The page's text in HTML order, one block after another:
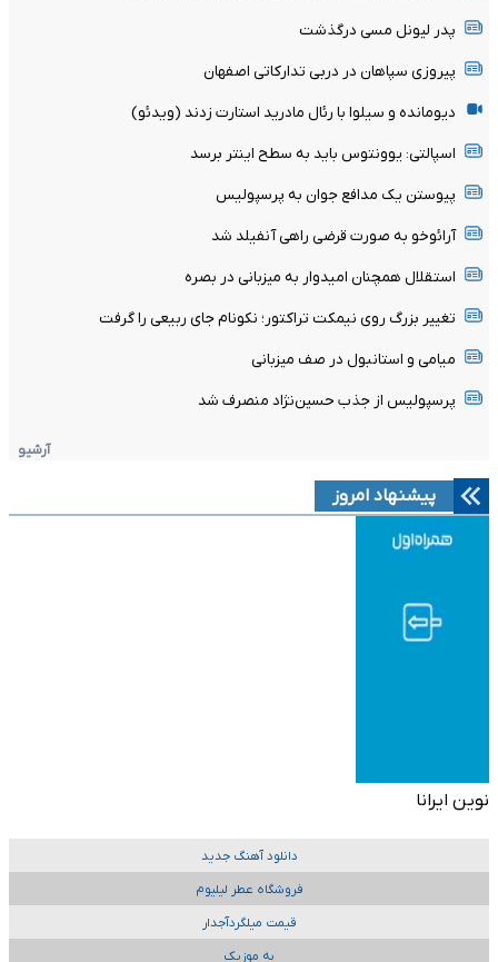
پدر لیونل مسی درگذشت
پیروزی سپاهان در دربی تدارکاتی اصفهان
دیومانده و سیلوا با رئال مادرید استارت زدند (ویدئو)
اسپالتی: یوونتوس باید به سطح اینتر برسد
پیوستن یک مدافع جوان به پرسپولیس
آرائوخو به صورت قرضی راهی آنفیلد شد
استقلال همچنان امیدوار به میزبانی در بصره
تغییر بزرگ روی نیمکت تراکتور؛ نکونام جای ربیعی را گرفت
میامی و استانبول در صف میزبانی
پرسپولیس از جذب حسین‌نژاد منصرف شد
آرشیو
پیشنهاد امروز
نوین ایرانا
دانلود آهنگ جدید
فروشگاه عطر لیلیوم
قیمت میلگردآجدار
به موزیک